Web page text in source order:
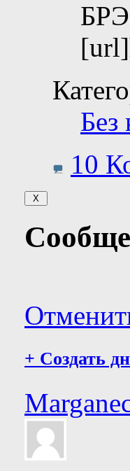
Без
10
+ Создать